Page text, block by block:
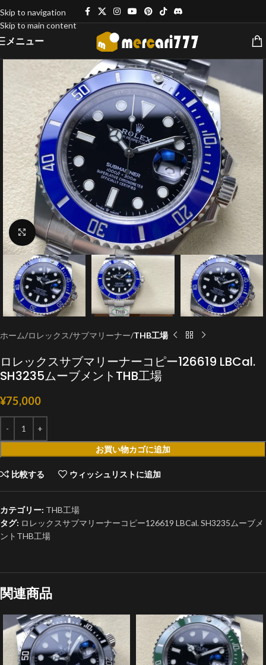
Skip to navigation
Skip to main content
メニュー
クリックで拡大
ホーム ロレックス サブマリーナー THB工場
ロレックスサブマリーナーコピー126619 LBCal.
SH3235ムーブメントTHB工場
¥75,000
お買い物カゴに追加
比較する ウィッシュリストに追加
カテゴリー: THB工場
タグ: ロレックスサブマリーナーコピー126619 LBCal. SH3235ムーブメ
ントTHB工場
関連商品